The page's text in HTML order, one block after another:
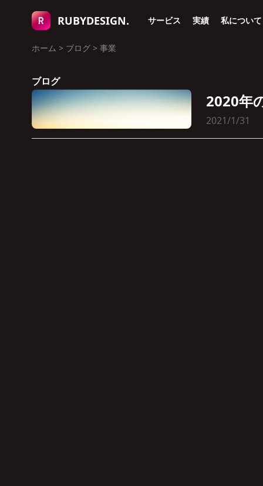
RUBYDESIGN. サービス 実績 私について
ホーム > ブログ> 事業
ブログ
2020年
2021/1/31